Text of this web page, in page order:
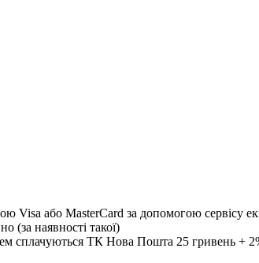
або MasterCard за допомогою сервісу
(за наявності такої)
ТК Нова Пошта 25 гривень + 2%